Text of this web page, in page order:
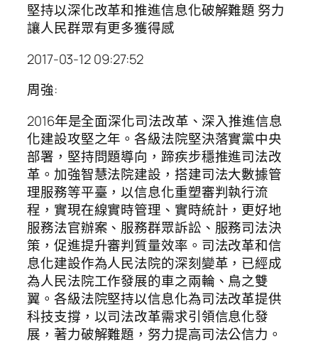
堅持以深化改革和推進信息化破解難題 努力
讓人民群眾有更多獲得感
2017-03-12 09:27:52
周強:
2016年是全面深化司法改革、深入推進信息
化建設攻堅之年。各級法院堅決落實黨中央
部署，堅持問題導向，蹄疾步穩推進司法改
革。加強智慧法院建設，搭建司法大數據管
理服務等平臺，以信息化重塑審判執行流
程，實現在線實時管理、實時統計，更好地
服務法官辦案、服務群眾訴訟、服務司法決
策，促進提升審判質量效率。司法改革和信
息化建設作為人民法院的深刻變革，已經成
為人民法院工作發展的車之兩輪、鳥之雙
翼。各級法院堅持以信息化為司法改革提供
科技支撐，以司法改革需求引領信息化發
展，著力破解難題，努力提高司法公信力。